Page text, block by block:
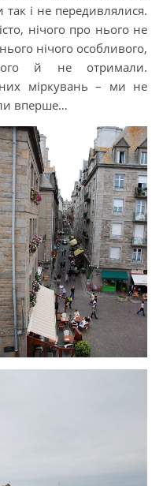
так і не передивлялися.
нічого про нього не
нічого особливого,
й не отримали.
міркувань – ми не
вперше…